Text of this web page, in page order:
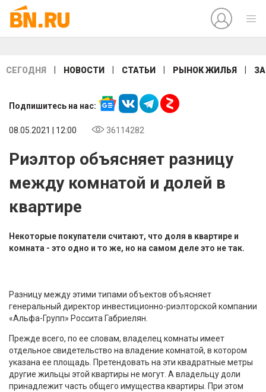
СЕГОДНЯ НОВОСТИ СТАТЬИ РЫНОК ЖИЛЬЯ
Подпишитесь на нас:
08.05.2021 | 12:00 36114282
Риэлтор объясняет разницу
между комнатой и долей в
квартире
Некоторые покупатели считают, что доля в квартире и
комната - это одно и то же, но на самом деле это не так.
Разницу между этими типами объектов объясняет
генеральный директор инвестиционно-риэлторской компании
«Альфа-Групп» Россита Габриелян.
Прежде всего, по ее словам, владелец комнаты имеет
отдельное свидетельство на владение комнатой, в котором
указана ее площадь. Претендовать на эти квадратные метры
другие жильцы этой квартиры не могут. А владельцу доли
принадлежит часть общего имущества квартиры. При этом